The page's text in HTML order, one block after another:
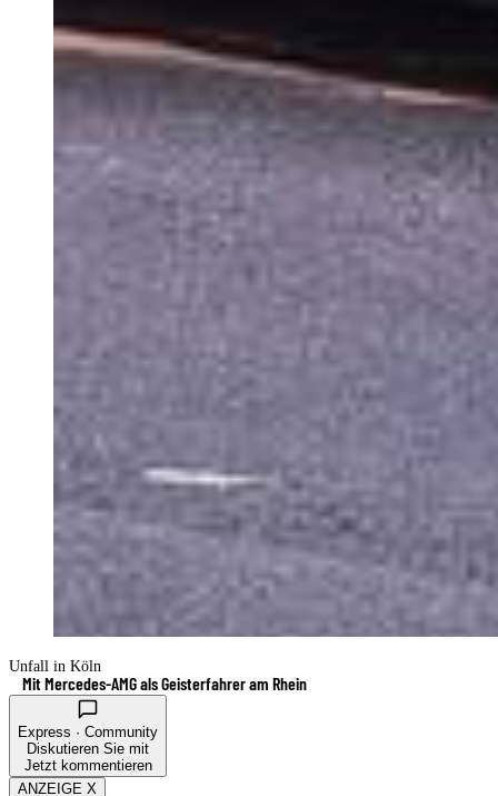
Unfall in Köln
Mit Mercedes-AMG als Geisterfahrer am Rhein
Express · Community
Diskutieren Sie mit
Jetzt kommentieren
ANZEIGE X